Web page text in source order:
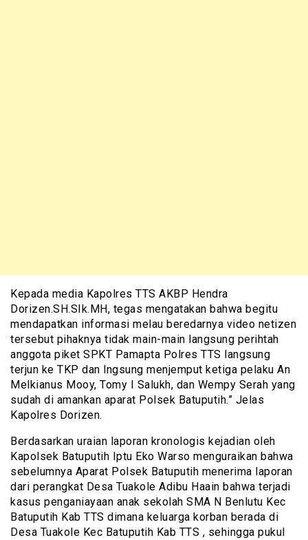
Kepada media Kapolres TTS AKBP Hendra
Dorizen.SH.SIk.MH, tegas mengatakan bahwa begitu
mendapatkan informasi melau beredarnya video netizen
tersebut pihaknya tidak main-main langsung perihtah
anggota piket SPKT Pamapta Polres TTS langsung
terjun ke TKP dan lngsung menjemput ketiga pelaku An
Melkianus Mooy, Tomy I Salukh, dan Wempy Serah yang
sudah di amankan aparat Polsek Batuputih.” Jelas
Kapolres Dorizen.
Berdasarkan uraian laporan kronologis kejadian oleh
Kapolsek Batuputih Iptu Eko Warso menguraikan bahwa
sebelumnya Aparat Polsek Batuputih menerima laporan
dari perangkat Desa Tuakole Adibu Haain bahwa terjadi
kasus penganiayaan anak sekolah SMA N Benlutu Kec
Batuputih Kab TTS dimana keluarga korban berada di
Desa Tuakole Kec Batuputih Kab TTS , sehingga pukul